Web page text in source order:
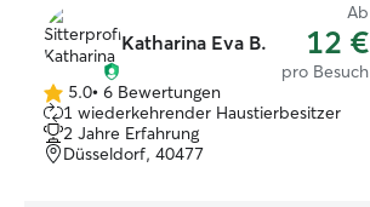
Katharina Eva B.
Ab
12 €
pro Besuch
5.0
von
5
Sternen
5.0• 6 Bewertungen
1 wiederkehrender Haustierbesitzer
2 Jahre Erfahrung
Düsseldorf, 40477